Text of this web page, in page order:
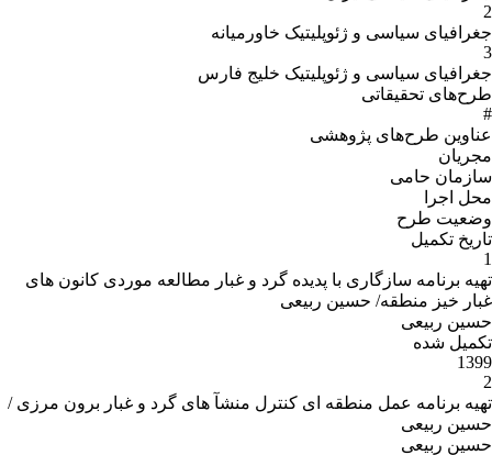
2
جغرافیای سیاسی و ژئوپلیتیک خاورمیانه
3
جغرافیای سیاسی و ژئوپلیتیک خلیج فارس
طرح‌های تحقیقاتی
#
عناوین طرح‌هاى پژوهشى
مجریان
سازمان حامى
محل اجرا
وضعیت طرح
تاریخ تکمیل
1
تهیه برنامه سازگاری با پدیده گرد و غبار مطالعه موردی کانون های
غبار خیز منطقه/ حسین ربیعی
حسین ربیعی
تکمیل شده
1399
2
تهیه برنامه عمل منطقه ای کنترل منشآ های گرد و غبار برون مرزی /
حسین ربیعی
حسین ربیعی